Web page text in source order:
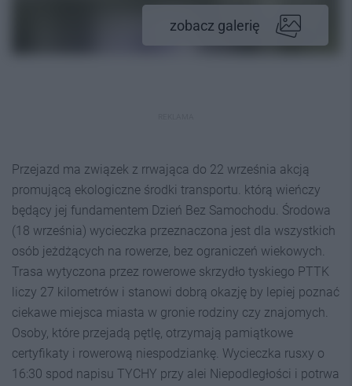
zobacz galerię
Przejazd ma związek z rrwająca do 22 września akcją
promującą ekologiczne środki transportu. którą wieńczy
będący jej fundamentem Dzień Bez Samochodu. Środowa
(18 września) wycieczka przeznaczona jest dla wszystkich
osób jeżdżących na rowerze, bez ograniczeń wiekowych.
Trasa wytyczona przez rowerowe skrzydło tyskiego PTTK
liczy 27 kilometrów i stanowi dobrą okazję by lepiej poznać
ciekawe miejsca miasta w gronie rodziny czy znajomych.
Osoby, które przejadą pętlę, otrzymają pamiątkowe
certyfikaty i rowerową niespodziankę. Wycieczka rusxy o
16:30 spod napisu TYCHY przy alei Niepodległości i potrwa